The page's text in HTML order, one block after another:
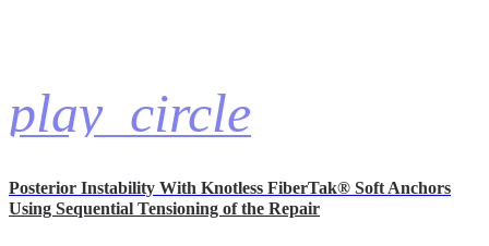
play_circle
Posterior Instability With Knotless FiberTak® Soft Anchors
Using Sequential Tensioning of the Repair